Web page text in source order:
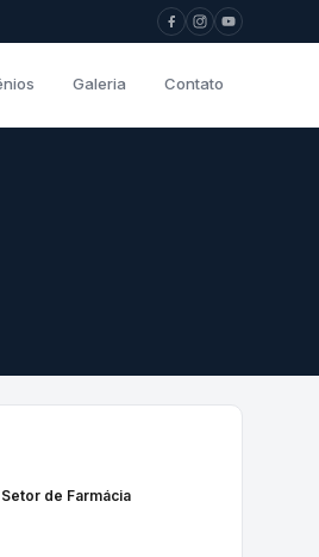
Galeria Contato
de Farmácia